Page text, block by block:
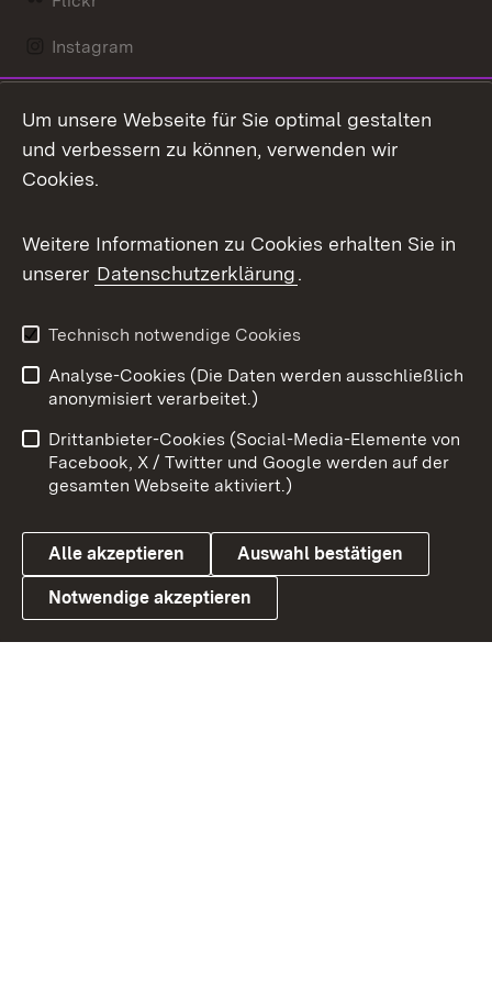
Instagram
Mastodon
Messenger
Social Wall
X / Twitter
Youtube
Link zum Landesportal
Benutzungshinweise
Barrierefreiheit
Datenschutz
Cookies
Um unsere Webseite für Sie optimal gestalten
und verbessern zu können, verwenden wir
Cookies.
Weitere Informationen zu Cookies erhalten Sie in
unserer Datenschutzerklärung.
Technisch notwendige Cookies
Analyse-Cookies (Die Daten werden ausschließlich
anonymisiert verarbeitet.)
Drittanbieter-Cookies (Social-Media-Elemente von
Facebook, X / Twitter und Google werden auf der
gesamten Webseite aktiviert.)
Alle akzeptieren Auswahl bestätigen
Notwendige akzeptieren